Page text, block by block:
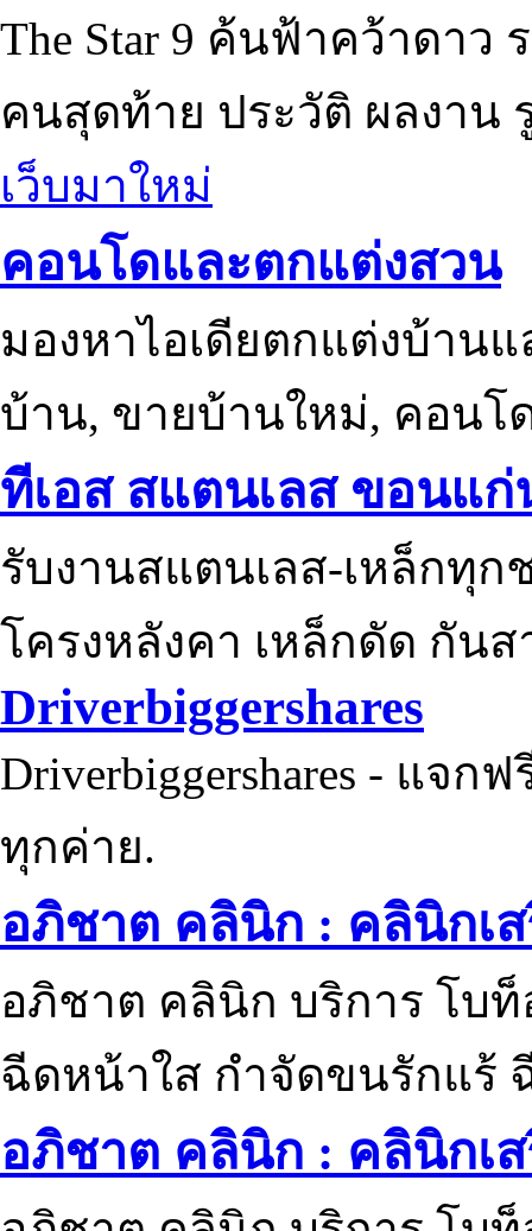
The Star 9 ค้นฟ้าคว้าดาว
คนสุดท้าย ประวัติ ผลงาน
เว็บมาใหม่
คอนโดและตกแต่งสวน
มองหาไอเดียตกแต่งบ้าน
บ้าน, ขายบ้านใหม่, คอนโ
ทีเอส สแตนเลส ขอนแก่
รับงานสแตนเลส-เหล็กทุ
โครงหลังคา เหล็กดัด กัน
Driverbiggershares
Driverbiggershares - แจก
ทุกค่าย.
อภิชาต คลินิก : คลินิกเ
อภิชาต คลินิก บริการ โบ
ฉีดหน้าใส กำจัดขนรักแร้
อภิชาต คลินิก : คลินิกเ